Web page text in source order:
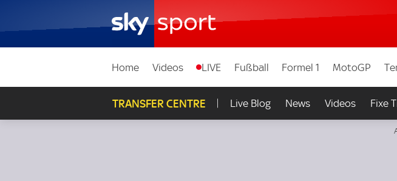
Home Videos LIVE Fußball Formel 1 MotoGP
TRANSFER CENTRE Live Blog News Videos Fixe